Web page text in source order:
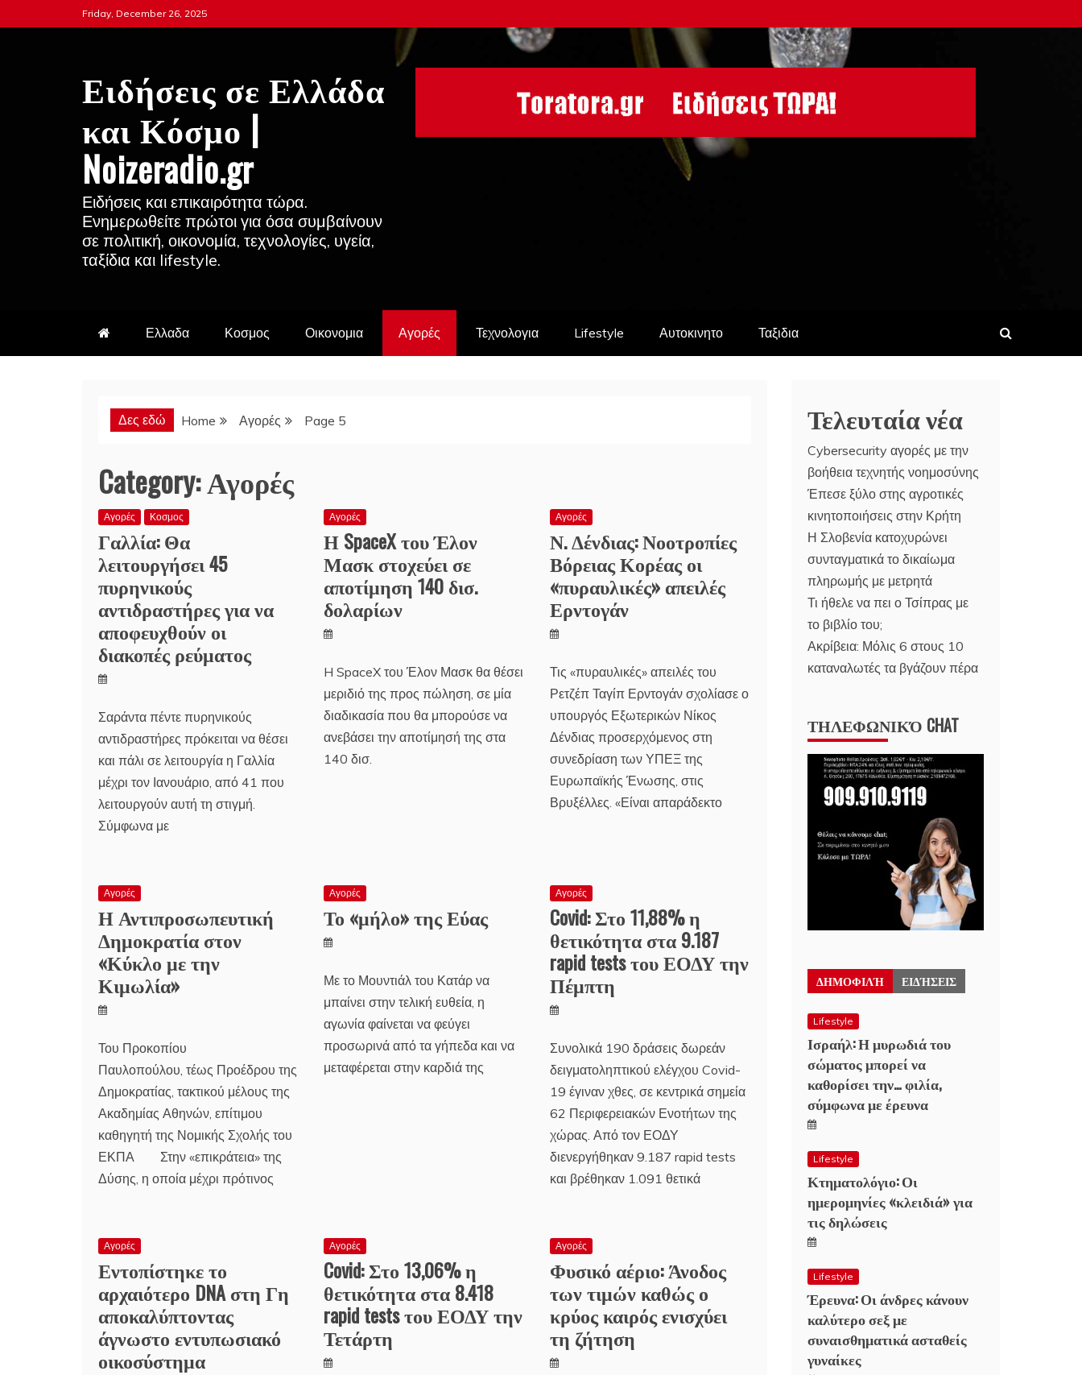
to
Friday, December 26, 2025
Ειδήσεις σε Ελλάδα
και Κόσμο |
Noizeradio.gr
Ειδήσεις και επικαιρότητα τώρα.
Ενημερωθείτε πρώτοι για όσα συμβαίνουν
σε πολιτική, οικονομία, τεχνολογίες, υγεία,
ταξίδια και lifestyle.
Ελλαδα Κοσμος Οικονομια Αγορές Τεχνολογια Lifestyle Αυτοκινητο Ταξιδια
Δες εδώ Home Αγορές Page 5
Category:Αγορές
Αγορές Κοσμος
Γαλλία: Θα
λειτουργήσει 45
πυρηνικούς
αντιδραστήρες για να
αποφευχθούν οι
διακοπές ρεύματος
Σαράντα πέντε πυρηνικούς
αντιδραστήρες πρόκειται να θέσει
και πάλι σε λειτουργία η Γαλλία
μέχρι τον Ιανουάριο, από 41 που
λειτουργούν αυτή τη στιγμή.
Σύμφωνα με
Αγορές
Η SpaceX του Έλον
Μασκ στοχεύει σε
αποτίμηση 140 δισ.
δολαρίων
H SpaceX του Έλον Μασκ θα θέσει
μεριδιό της προς πώληση, σε μία
διαδικασία που θα μπορούσε να
ανεβάσει την αποτίμησή της στα
140 δισ.
Αγορές
Ν. Δένδιας: Νοοτροπίες
Βόρειας Κορέας οι
«πυραυλικές» απειλές
Ερντογάν
Τις «πυραυλικές» απειλές του
Ρετζέπ Ταγίπ Ερντογάν σχολίασε ο
υπουργός Εξωτερικών Νίκος
Δένδιας προσερχόμενος στη
συνεδρίαση των ΥΠΕΞ της
Ευρωπαϊκής Ένωσης, στις
Βρυξέλλες. «Είναι απαράδεκτο
Αγορές
Η Αντιπροσωπευτική
Δημοκρατία στον
«Κύκλο με την
Κιμωλία»
Του Προκοπίου
Παυλοπούλου, τέως Προέδρου της
Δημοκρατίας, τακτικού μέλους της
Ακαδημίας Αθηνών, επίτιμου
καθηγητή της Νομικής Σχολής του
ΕΚΠΑ Στην «επικράτεια» της
Δύσης, η οποία μέχρι πρότινος
Αγορές
Το «μήλο» της Εύας
Με το Μουντιάλ του Κατάρ να
μπαίνει στην τελική ευθεία, η
αγωνία φαίνεται να φεύγει
προσωρινά από τα γήπεδα και να
μεταφέρεται στην καρδιά της
Αγορές
Covid: Στο 11,88% η
θετικότητα στα 9.187
rapid tests του ΕΟΔΥ την
Πέμπτη
Συνολικά 190 δράσεις δωρεάν
δειγματοληπτικού ελέγχου Covid-
19 έγιναν χθες, σε κεντρικά σημεία
62 Περιφερειακών Ενοτήτων της
χώρας. Από τον ΕΟΔΥ
διενεργήθηκαν 9.187 rapid tests
και βρέθηκαν 1.091 θετικά
Αγορές
Εντοπίστηκε το
αρχαιότερο DNA στη Γη
αποκαλύπτοντας
άγνωστο εντυπωσιακό
οικοσύστημα
Αγορές
Covid: Στο 13,06% η
θετικότητα στα 8.418
rapid tests του ΕΟΔΥ την
Τετάρτη
Αγορές
Φυσικό αέριο: Άνοδος
των τιμών καθώς ο
κρύος καιρός ενισχύει
τη ζήτηση
Τελευταία νέα
Cybersecurity αγορές με την
βοήθεια τεχνητής νοημοσύνης
Έπεσε ξύλο στης αγροτικές
κινητοποιήσεις στην Κρήτη
Η Σλοβενία κατοχυρώνει
συνταγματικά το δικαίωμα
πληρωμής με μετρητά
Τι ήθελε να πει ο Τσίπρας με
το βιβλίο του;
Ακρίβεια: Μόλις 6 στους 10
καταναλωτές τα βγάζουν πέρα
ΤΗΛΕΦΩΝΙΚΌ CHAT
ΔΗΜΟΦΙΛΉ ΕΙΔΉΣΕΙΣ
Lifestyle
Ισραήλ: Η μυρωδιά του
σώματος μπορεί να
καθορίσει την… φιλία,
σύμφωνα με έρευνα
Lifestyle
Κτηματολόγιο: Οι
ημερομηνίες «κλειδιά» για
τις δηλώσεις
Lifestyle
Έρευνα: Οι άνδρες κάνουν
καλύτερο σεξ με
συναισθηματικά ασταθείς
γυναίκες